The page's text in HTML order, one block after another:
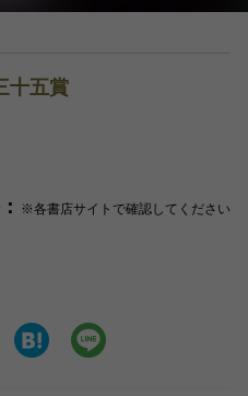
十五賞
※各書店サイトで確認してください